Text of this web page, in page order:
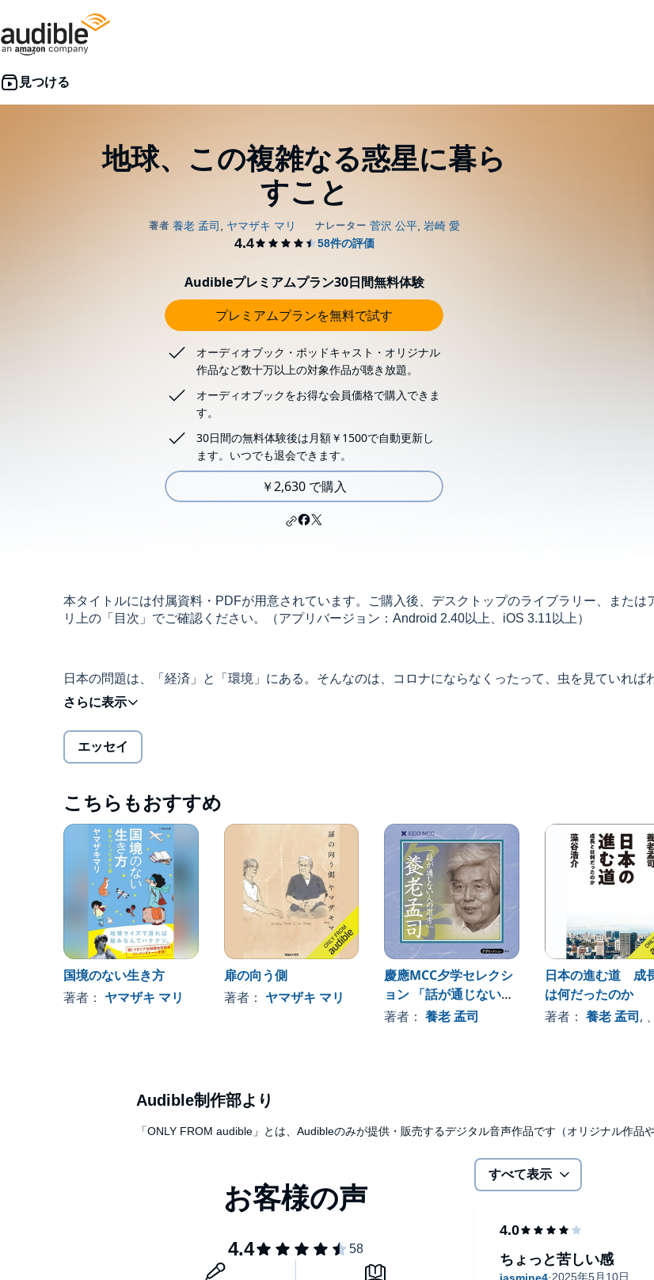
地球、この複雑なる惑星に暮ら
すこと
Audibleプレミアムプラン30日間無料体験
プレミアムプランを無料で試す
オーディオブック・ポッドキャスト・オリジナル
作品など数十万以上の対象作品が聴き放題。
オーディオブックをお得な会員価格で購入できま
す。
30日間の無料体験後は月額￥1500で自動更新し
ます。いつでも退会できます。
￥2,630 で購入
本タイトルには付属資料・PDFが用意されています。ご購入後、デスクトップのライブラリー、または
リ上の「目次」でご確認ください。（アプリバージョン：Android 2.40以上、iOS 3.11以上）
日本の問題は、「経済」と「環境」にある。そんなのは、コロナにならなくったって、虫を見ていれば
ること。虫が生きにくい世のなかは、人間も生き物も生きにくい――。
コロナ禍で一転、イタリアとの行き来が途絶え、日本生活を余儀なくされた根っからの昆虫好きのヤマ
マリが先輩として慕う養老孟司。コロナ以前から箱根の養老昆虫館に足を運んだ４年間、話は虫を通じ
破口はどこにある？
世の中との「ズレ」を感じ続けるふたりが、その違和を一つひとつ解きながら、いつしか微視的スコー
文明の深奥までを眺め見る対談。
©養老 孟司、ヤマザキマリ (P)2022 Audible, Inc.
エッセイ
こちらもおすすめ
国境のない生き方
著者： ヤマザキ マリ
扉の向う側
著者： ヤマザキ マリ
慶應MCC夕学セレクシ
ョン 「話が通じない人
の思考」
著者：養老 孟司
日本の進む道 成
は何だったのか
著者： 養老 孟司, 、その他
Audible制作部より
「ONLY FROM audible」とは、Audibleのみが提供・販売するデジタル音声作品です（オリジナル作品
すべて表示
ちょっと苦しい感